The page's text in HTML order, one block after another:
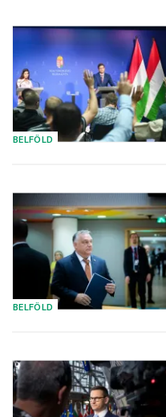
BELFÖLD
BELFÖLD